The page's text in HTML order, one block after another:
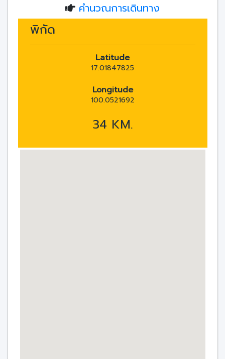
คำนวณการเดินทาง
พิกัด
Latitude
17.01847825
Longitude
100.0521692
34 KM.